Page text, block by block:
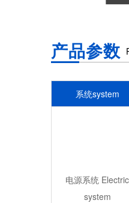
产品参数
系统system
电源系统 Electric
system